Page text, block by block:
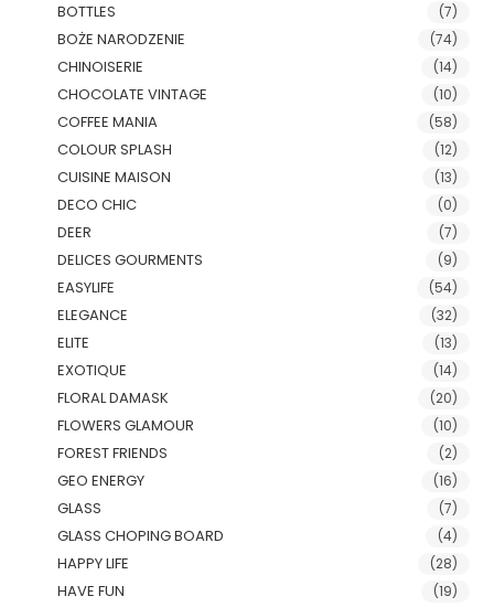
BOTTLES (7)
BOŻE NARODZENIE (74)
CHINOISERIE (14)
CHOCOLATE VINTAGE (10)
COFFEE MANIA (58)
COLOUR SPLASH (12)
CUISINE MAISON (13)
DECO CHIC (0)
DEER (7)
DELICES GOURMENTS (9)
EASYLIFE (54)
ELEGANCE (32)
ELITE (13)
EXOTIQUE (14)
FLORAL DAMASK (20)
FLOWERS GLAMOUR (10)
FOREST FRIENDS (2)
GEO ENERGY (16)
GLASS (7)
GLASS CHOPING BOARD (4)
HAPPY LIFE (28)
HAVE FUN (19)